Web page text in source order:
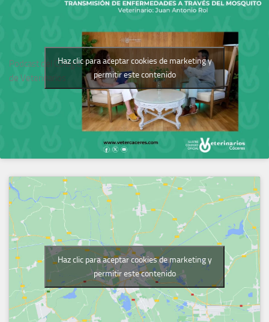
Podcast del Colegio
de Veterinarios
Haz clic para aceptar cookies de marketing y
permitir este contenido
Haz clic para aceptar cookies de marketing y
permitir este contenido